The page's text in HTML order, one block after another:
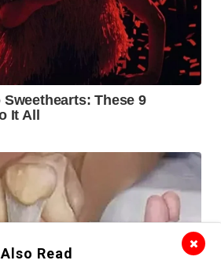
Also Read